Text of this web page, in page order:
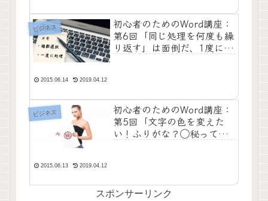
ビジネス
初心者のためのWord講座：
第6回「同じ処理を何度も繰
り返す」は面倒だ、1度に処
2015.06.14 2019.04.12
ビジネス
初心者のためのWord講座：
第5回「文字の色を変えた
い！ふりがな？◯秘ってど
2015.06.13 2019.04.12
スポンサーリンク